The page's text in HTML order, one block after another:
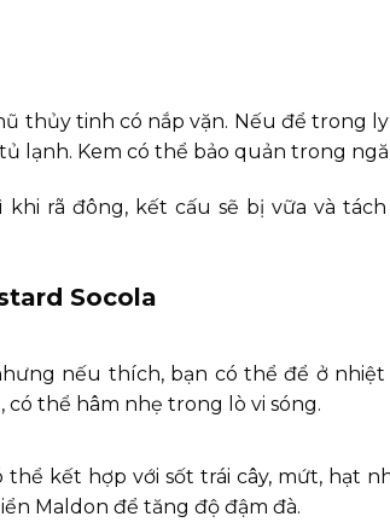
thủy tinh có nắp vặn. Nếu để trong
lạnh. Kem có thể bảo quản trong
rã đông, kết cấu sẽ bị vữa và
Socola
nếu thích, bạn có thể để ở
có thể hâm nhẹ trong lò vi sóng.
thể kết hợp với sốt trái cây, mứt, hạt
Maldon để tăng độ đậm đà.